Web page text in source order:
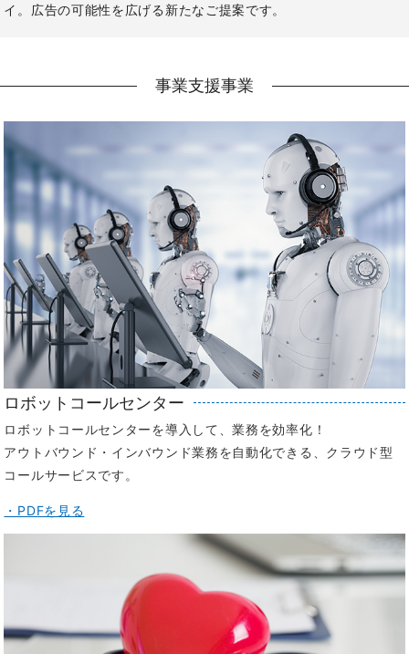
イ。広告の可能性を広げる新たなご提案です。
事業支援事業
ロボットコールセンター
ロボットコールセンターを導入して、業務を効率化！
アウトバウンド・インバウンド業務を自動化できる、クラウド型
コールサービスです。
・PDFを見る